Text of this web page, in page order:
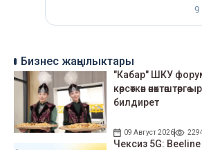
Бизнес жаңылыктары
"Кабар" ШКУ
көрсөткөн
билдирет
09 Август 2026
Чексиз 5G: